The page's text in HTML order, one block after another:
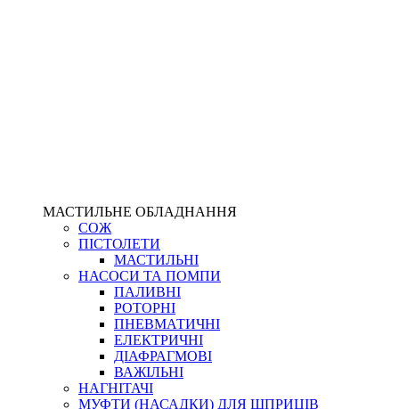
МАСТИЛЬНЕ ОБЛАДНАННЯ
СОЖ
ПІСТОЛЕТИ
МАСТИЛЬНІ
НАСОСИ ТА ПОМПИ
ПАЛИВНІ
РОТОРНІ
ПНЕВМАТИЧНІ
ЕЛЕКТРИЧНІ
ДІАФРАГМОВІ
ВАЖІЛЬНІ
НАГНІТАЧІ
МУФТИ (НАСАДКИ) ДЛЯ ШПРИЦІВ